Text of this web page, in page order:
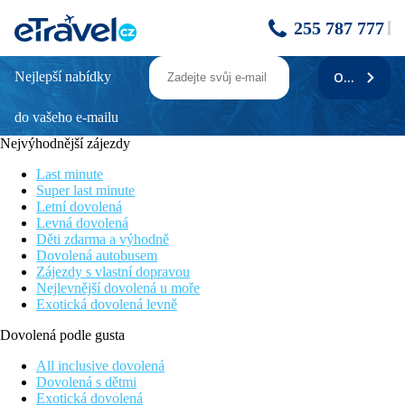
255 787 777
Hane Sun Elite
Poblíž historického centra města Side
Vhodné pro rodiny s dětmi
Široká škála volnočasových aktivit
Skluzavky
Poloha
Centrum historického městečka Side je vzdáleno 10 km,
centrum města Manavgat 15 km, nákupní možnosti v okolí
hotelu, mezinárodní letiště Antalya 50 km.
Vybavení
Pokoje jsou umístěné ve dvou hlavních budovách (5patrová a
3patrová), vstupní hala s recepcí, hlavní restaurace, á la carte
SPA centrum, konferenční místnost, lékař, kadeřník, 2 bazény,
dětský bazén, skluzavky, vnitřní bazén, terasa na slunění,
lehátka, slunečníky a osušky zdarma.
Nejlepší nabídky
do vašeho e-mailu
ODEBÍRAT
Nejvýhodnější zájezdy
Last minute
Super last minute
Letní dovolená
Levná dovolená
Děti zdarma a výhodně
Dovolená autobusem
Zájezdy s vlastní dopravou
Nejlevnější dovolená u moře
Exotická dovolená levně
Dovolená podle gusta
All inclusive dovolená
Dovolená s dětmi
Exotická dovolená